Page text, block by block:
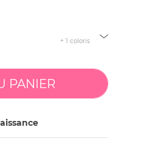
+ 1 coloris